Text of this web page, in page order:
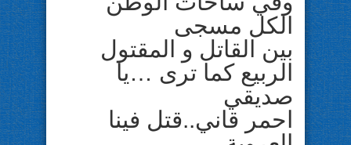
الكل مسجى
بين القاتل و المقتول
الربيع كما ترى …يا
صديقي
احمر قاني..قتل فينا